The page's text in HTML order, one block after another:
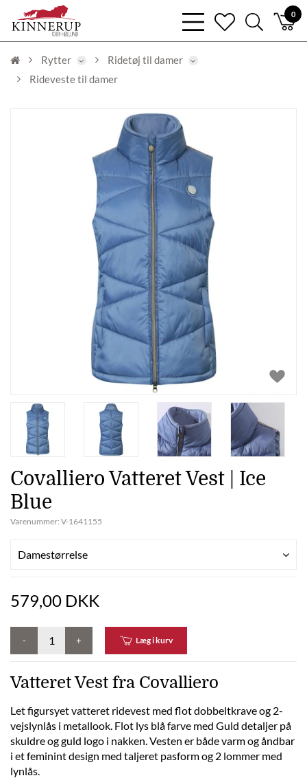
0
bars
light
heart
search
light
Rytter
Ridetøj til damer
Rideveste til damer
Covalliero Vatteret Vest | Ice
Blue
Varenummer: V-1641155
Damestørrelse
579,00 DKK
- + Læg i kurv
Vatteret Vest fra Covalliero
Let figursyet vatteret ridevest med flot dobbeltkrave og 2-
vejslynlås i metallook. Flot lys blå farve med Guld detaljer på
skuldre og guld logo i nakken. Vesten er både varm og åndbar
i et feminint design med taljeret pasform og 2 lommer med
lynlås.